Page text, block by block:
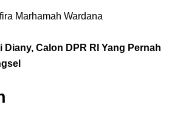
Marhamah Wardana
Diany, Calon DPR RI Yang Pernah